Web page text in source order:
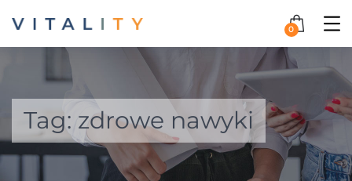
0
Tag: zdrowe nawyki